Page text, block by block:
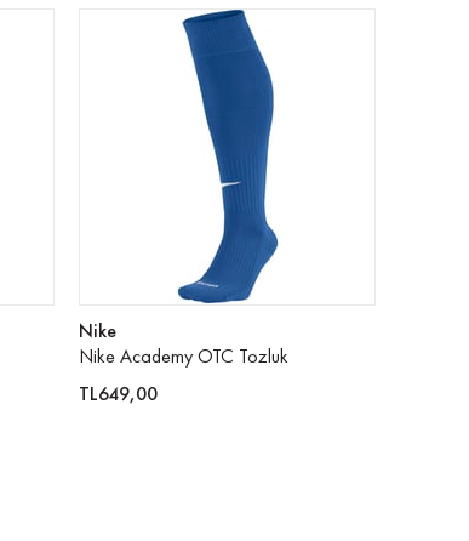
Nike
Nike Academy OTC Tozluk
TL649,00